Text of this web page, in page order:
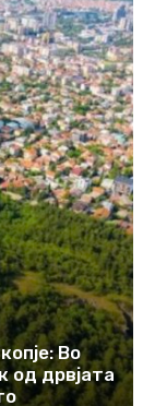
Во
од дрвјата